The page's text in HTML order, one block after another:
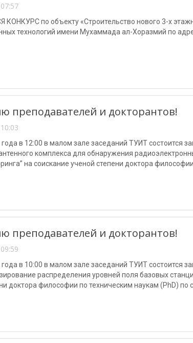
по объекту «Строительство нового 3-х
технологий имени Мухаммада ал-Хоразмий по
преподавателей и докторантов!
в 12:00 в малом зале заседаний ТУИТ состоится
комплекса для обнаружения
на соискание ученой степени доктора
преподавателей и докторантов!
в 10:00 в малом зале заседаний ТУИТ состоится
распределения уровней поля базовых
доктора философии по техническим наукам (PhD) по